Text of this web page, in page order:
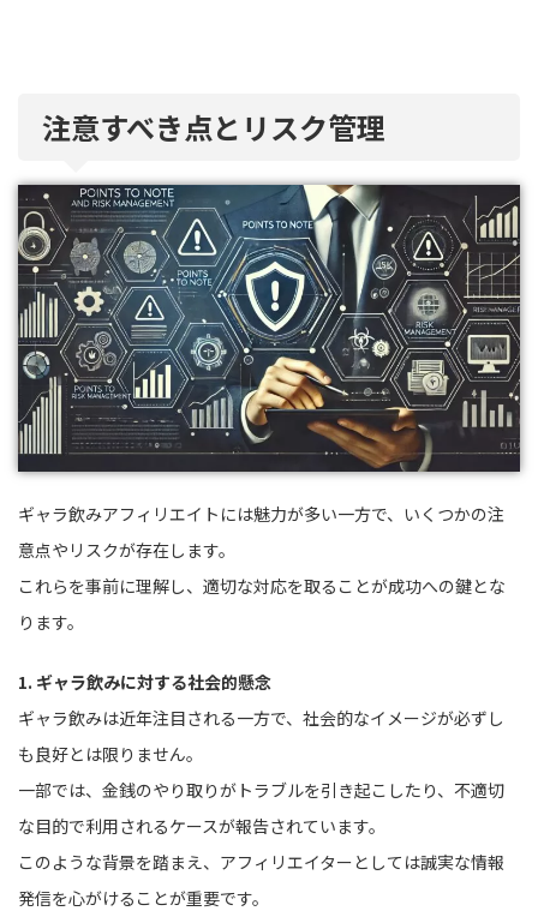
注意すべき点とリスク管理
ギャラ飲みアフィリエイトには魅力が多い一方で、いくつかの注
意点やリスクが存在します。
これらを事前に理解し、適切な対応を取ることが成功への鍵とな
ります。
1. ギャラ飲みに対する社会的懸念
ギャラ飲みは近年注目される一方で、社会的なイメージが必ずし
も良好とは限りません。
一部では、金銭のやり取りがトラブルを引き起こしたり、不適切
な目的で利用されるケースが報告されています。
このような背景を踏まえ、アフィリエイターとしては誠実な情報
発信を心がけることが重要です。